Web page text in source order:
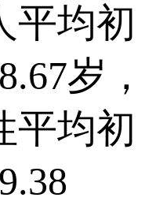
平均初
岁，
平均初